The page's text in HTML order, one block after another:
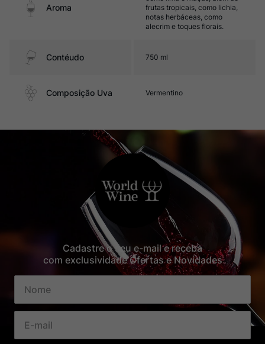
Aroma
frutas tropicais, como lichia,
notas herbáceas, como
alecrim e toques florais.
Contéudo 750 ml
Composição Uva Vermentino
Cadastre o seu e-mail e receba
com exclusividade Ofertas e Novidades